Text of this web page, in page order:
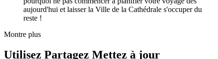
aujourd'hui et laisser la Ville de la Cathédrale s'occuper du
reste !
Montre plus
Utilisez Partagez Mettez à jour